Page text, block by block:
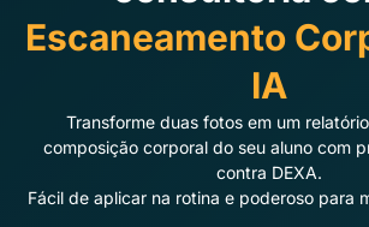
Escaneamento
IA
Transforme duas fotos em um
composição corporal do seu aluno com
contra DEXA.
Fácil de aplicar na rotina e poderoso para